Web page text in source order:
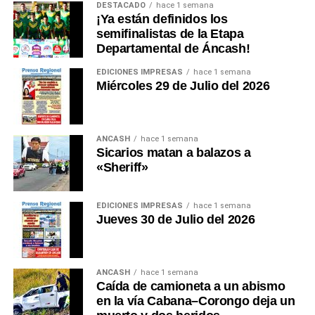
inversión estratégica termine abandonada por falta de
planificación.
Durante años hemos discutido carreteras, plazas,
monumentos, estadios y obras de concreto. Ha
llegado el momento de discutir seguridad. Porque
una región turística no se mide únicamente por la
belleza de sus paisajes. También se mide por la
confianza que transmite a quienes la visitan.
Un turista que sabe que existe un sistema moderno
de rescate decide viajar con mayor tranquilidad. Una
agencia internacional promociona con mayor
confianza un destino seguro. Una aseguradora
reduce sus restricciones. Los operadores turísticos
fortalecen su oferta, y toda la economía regional
termina beneficiándose.
Cada accidente que trasciende internacionalmente
DESTACADO hace 1 semana
¡Ya están definidos los
semifinalistas de la Etapa
Departamental de Áncash!
EDICIONES IMPRESAS hace 1 semana
Miércoles 29 de Julio del 2026
ANCASH hace 1 semana
Sicarios matan a balazos a
«Sheriff»
EDICIONES IMPRESAS hace 1 semana
Jueves 30 de Julio del 2026
ANCASH hace 1 semana
Caída de camioneta a un abismo
en la vía Cabana–Corongo deja un